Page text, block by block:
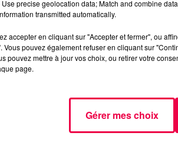
de vente d’objets
coquins. Et
coquine ? C’est du
!
Ferrand. Là-bas, on
la langue bien
des jurons : 8
des Français.
préparez-vous à
precise geolocation data; Match and combine
transmitted automatically.
accepter en cliquant sur "Accepter et fermer", ou
Vous pouvez également refuser en cliquant sur
pouvez mettre à jour vos choix, ou retirer votre
page.
Gérer mes choix